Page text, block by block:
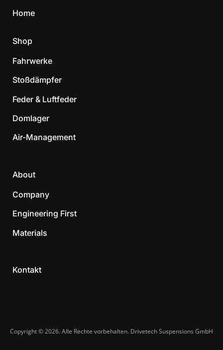
Home
Shop
Fahrwerke
Stoßdämpfer
Feder & Luftfeder
Domlager
Air-Management
About
Company
Engineering First
Materials
Kontakt
Copyright © 2026. Alle Rechte vorbehalten. Drivetech Suspensions GmbH​